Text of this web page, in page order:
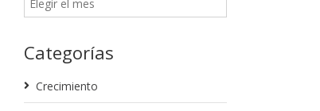
Categorías
Crecimiento